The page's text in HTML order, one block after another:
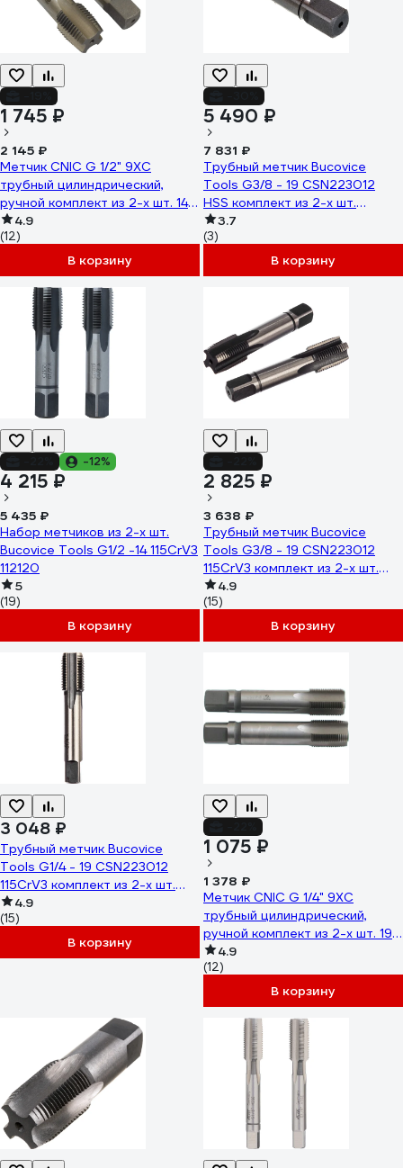
1 745 ₽
2 145 ₽
Метчик CNIC G 1/2" 9ХС
трубный цилиндрический,
ручной комплект из 2-х шт. 14
ниток/дюйм 53636
4.9
(12)
В корзину
5 490 ₽
7 831 ₽
Трубный метчик Bucovice
Tools G3/8 - 19 CSN223012
HSS комплект из 2-х шт.
142380
3.7
(3)
В корзину
-12%
4 215 ₽
5 435 ₽
Набор метчиков из 2-х шт.
Bucovice Tools G1/2 -14 115CrV3
112120
5
(19)
В корзину
2 825 ₽
3 638 ₽
Трубный метчик Bucovice
Tools G3/8 - 19 CSN223012
115CrV3 комплект из 2-х шт.
112380
4.9
(15)
В корзину
3 048 ₽
Трубный метчик Bucovice
Tools G1/4 - 19 CSN223012
115CrV3 комплект из 2-х шт.
112140
4.9
(15)
В корзину
1 075 ₽
1 378 ₽
Метчик CNIC G 1/4" 9ХС
трубный цилиндрический,
ручной комплект из 2-х шт. 19
ниток/дюйм 53637
4.9
(12)
В корзину